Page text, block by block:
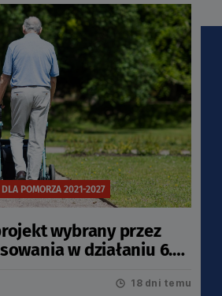
DLA POMORZA 2021-2027
wybrany przez
w działaniu 6.6
18 dni temu